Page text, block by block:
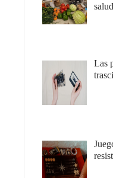
Las